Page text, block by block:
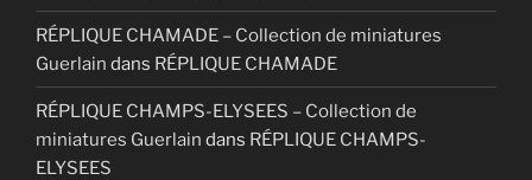
RÉPLIQUE CHAMADE – Collection de miniatures
Guerlain dans RÉPLIQUE CHAMADE
RÉPLIQUE CHAMPS-ELYSEES – Collection de
miniatures Guerlain dans RÉPLIQUE CHAMPS-
ELYSEES